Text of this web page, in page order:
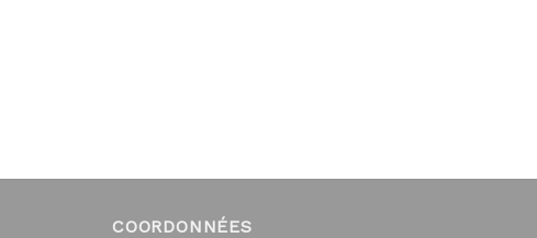
COORDONNÉES